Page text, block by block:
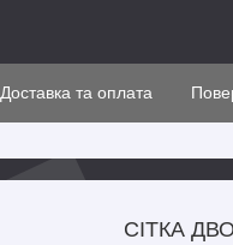
Доставка та оплата
СІТКА